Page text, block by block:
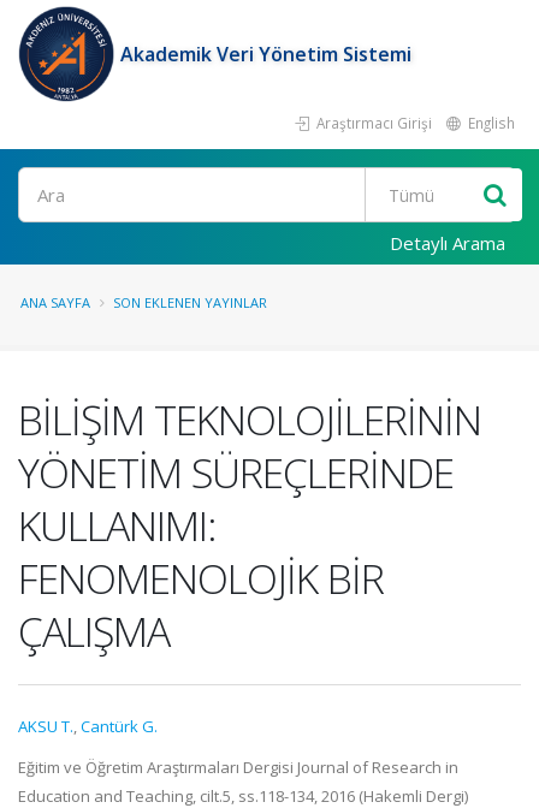
Akademik Veri Yönetim Sistemi
Araştırmacı Girişi English
Ara
Detaylı Arama
ANA SAYFA SON EKLENEN YAYINLAR
BİLİŞİM TEKNOLOJİLERİNİN
YÖNETİM SÜREÇLERİNDE
KULLANIMI:
FENOMENOLOJİK BİR
ÇALIŞMA
AKSU T.,Cantürk G.
Eğitim ve Öğretim Araştırmaları Dergisi Journal of Research in
Education and Teaching, cilt.5, ss.118-134, 2016 (Hakemli Dergi)